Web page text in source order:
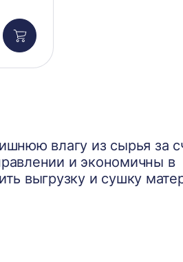
Добавить
в
корзину
влагу из сырья за
и экономичны в
выгрузку и сушку